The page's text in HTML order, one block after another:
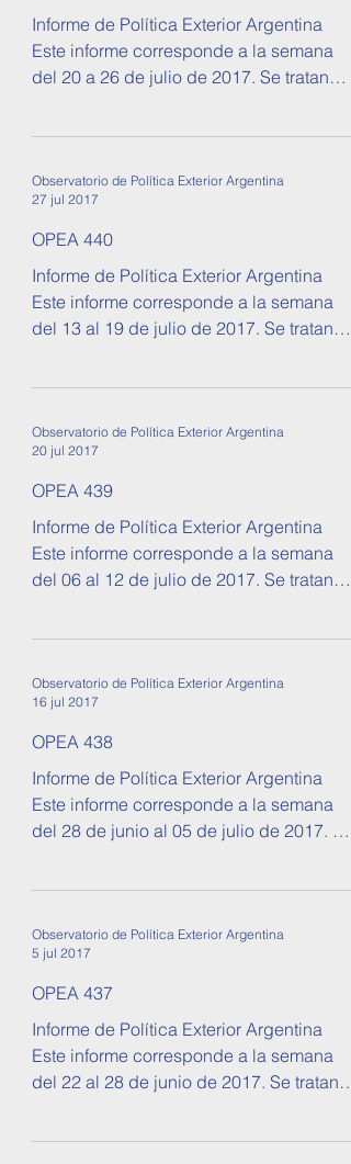
Informe de Política Exterior Argentina
Este informe corresponde a la semana
del 20 a 26 de julio de 2017. Se tratan
Observatorio de Política Exterior Argentina
27 jul 2017
OPEA 440
Informe de Política Exterior Argentina
Este informe corresponde a la semana
del 13 al 19 de julio de 2017. Se tratan
Observatorio de Política Exterior Argentina
20 jul 2017
OPEA 439
Informe de Política Exterior Argentina
Este informe corresponde a la semana
del 06 al 12 de julio de 2017. Se tratan
Observatorio de Política Exterior Argentina
16 jul 2017
OPEA 438
Informe de Política Exterior Argentina
Este informe corresponde a la semana
del 28 de junio al 05 de julio de 2017. Se
Observatorio de Política Exterior Argentina
5 jul 2017
OPEA 437
Informe de Política Exterior Argentina
Este informe corresponde a la semana
del 22 al 28 de junio de 2017. Se tratan